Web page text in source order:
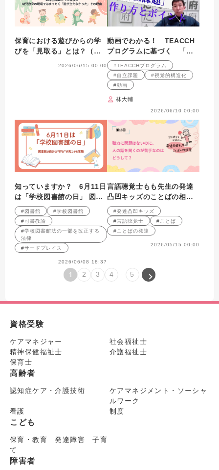
保育における遊びからの学
びを「見取る」とは？（前
2026/06/15 00:00
動画でわかる！ TEACCH
プログラムに基づく 「自
立課題」の作り方と実践の
ポイント 第18回
#TEACCHプログラム
#自立課題
#視覚的構造化
#動画
林大輔
2026/06/10 00:00
知っていますか？ 6月11日
は「学校図書館の日」 図書
館は自分の“好き”が見つか
る宝箱
#図書館
#学校図書館
#司書教諭
#学校図書館法の一部を改正する
法律
#サードプレイス
2026/06/08 18:37
言語聴覚士もも先生の発達
凸凹キッズのことばの相談
室 第13回
#発達凸凹キッズ
#言語聴覚士
#ことば
#ことばの発達
2026/05/15 00:00
1 2 3 4 5
資格受験
ケアマネジャー
社会福祉士
精神保健福祉士
介護福祉士
保育士
高齢者
認知症ケア・介護技術
ケアマネジメント・ソーシャ
ルワーク
看護
制度
こども
保育・教育 発達障害 子育
て
障害者